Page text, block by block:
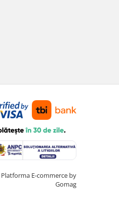
Platforma E-commerce by
Gomag